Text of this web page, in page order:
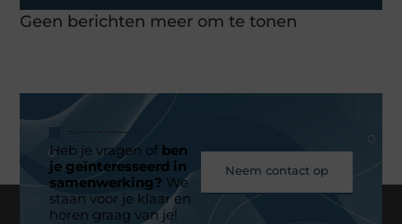
Geen berichten meer om te tonen
Heb je vragen ofben
je geïnteresseerd in
samenwerking? We
staan voor je klaar en
horen graag van je!
Neem contact op